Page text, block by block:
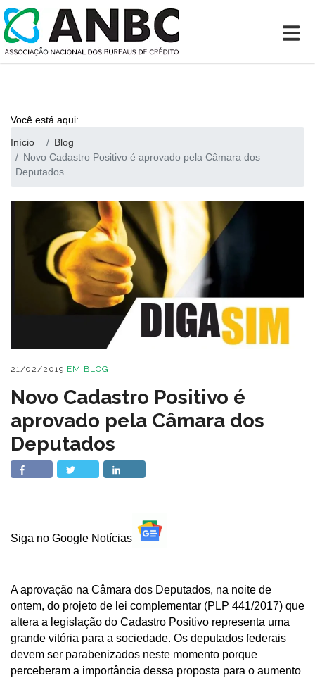
Você está aqui:
Início
Blog
Novo Cadastro Positivo é aprovado pela Câmara dos
Deputados
21/02/2019 EM BLOG
Novo Cadastro Positivo é
aprovado pela Câmara dos
Deputados
Siga no Google Notícias
A aprovação na Câmara dos Deputados, na noite de
ontem, do projeto de lei complementar (PLP 441/2017) que
altera a legislação do Cadastro Positivo representa uma
grande vitória para a sociedade. Os deputados federais
devem ser parabenizados neste momento porque
perceberam a importância dessa proposta para o aumento